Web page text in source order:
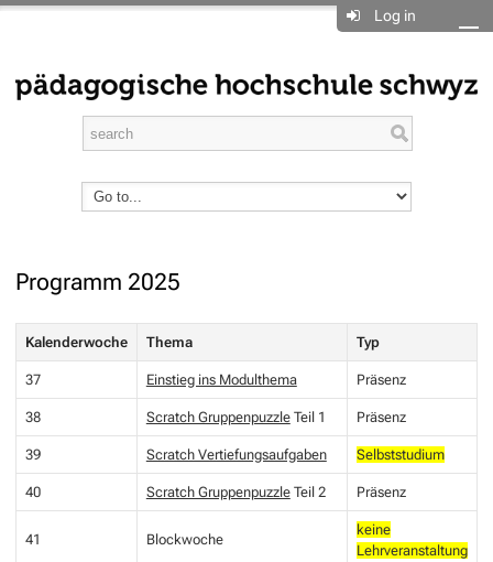
Log in
Programm 2025
Kalenderwoche Thema Typ
37 Einstieg ins Modulthema Präsenz
38 Scratch GruppenpuzzleTeil 1 Präsenz
39 Scratch Vertiefungsaufgaben Selbststudium
40 Scratch GruppenpuzzleTeil 2 Präsenz
41 Blockwoche
keine
Lehrveranstaltung